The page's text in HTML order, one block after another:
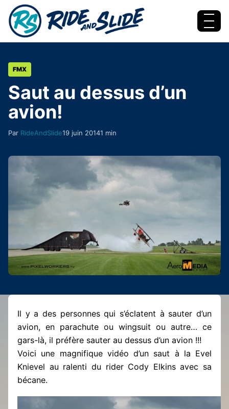
Aller au contenu
Menu
FMX
Saut au dessus d’un
avion!
Par RideAndSlide19 juin 20141 min
Il y a des personnes qui s’éclatent à sauter d’un
avion, en parachute ou wingsuit ou autre… ce
gars-là, il préfère sauter au dessus d’un avion !!!
Voici une magnifique vidéo d’un saut à la Evel
Knievel au ralenti du rider Cody Elkins avec sa
bécane.